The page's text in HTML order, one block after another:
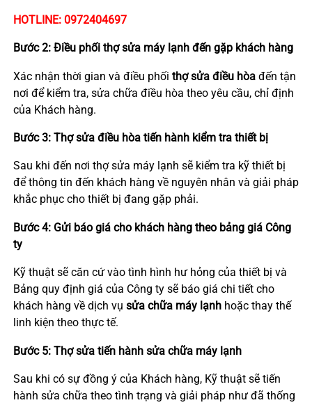
HOTLINE: 0972404697
Bước 2: Điều phối thợ sửa máy lạnh đến gặp khách hàng
Xác nhận thời gian và điều phối thợ sửa điều hòađến tận
nơi để kiểm tra, sửa chữa điều hòa theo yêu cầu, chỉ định
của Khách hàng.
Bước 3: Thợ sửa điều hòa tiến hành kiểm tra thiết bị
Sau khi đến nơi thợ sửa máy lạnh sẽ kiểm tra kỹ thiết bị
để thông tin đến khách hàng về nguyên nhân và giải pháp
khắc phục cho thiết bị đang gặp phải.
Bước 4: Gửi báo giá cho khách hàng theo bảng giá Công
ty
Kỹ thuật sẽ căn cứ vào tình hình hư hỏng của thiết bị và
Bảng quy định giá của Công ty sẽ báo giá chi tiết cho
khách hàng về dịch vụ sửa chữa máy lạnhhoặc thay thế
linh kiện theo thực tế.
Bước 5: Thợ sửa tiến hành sửa chữa máy lạnh
Sau khi có sự đồng ý của Khách hàng, Kỹ thuật sẽ tiến
hành sửa chữa theo tình trạng và giải pháp như đã thống